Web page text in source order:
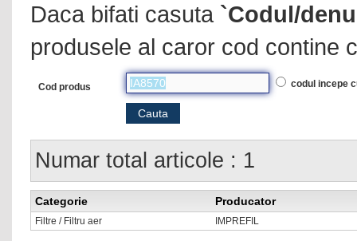
Daca bifati casuta `Codul/
produsele al caror cod contine
Cod produs codul incepe
Numar total articole : 1
Categorie Producator
Filtre / Filtru aer IMPREFIL